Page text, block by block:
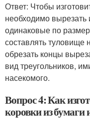
Ответ: Чтобы
необходимо вырезать
одинаковые по
составлять туловище
обрезать концы
вид треугольников,
насекомого.
Вопрос 4: Как
коровки из бумаги